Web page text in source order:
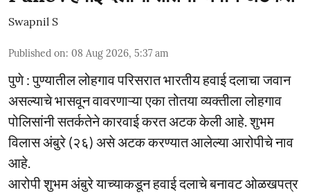
Swapnil S
Published on: 08 Aug 2026, 5:37 am
पुणे : पुण्यातील लोहगाव परिसरात भारतीय हवाई दलाचा जवान
असल्याचे भासवून वावरणाऱ्या एका तोतया व्यक्तीला लोहगाव
पोलिसांनी सतर्कतेने कारवाई करत अटक केली आहे. शुभम
विलास अंबुरे (२६) असे अटक करण्यात आलेल्या आरोपीचे नाव
आहे.
आरोपी शुभम अंबुरे याच्याकडून हवाई दलाचे बनावट ओळखपत्र